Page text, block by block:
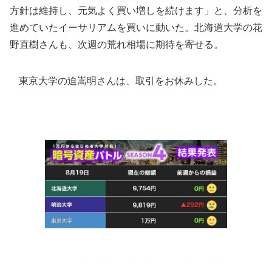
方針は維持し、元気よく買い増しを続けます」と、分析を
進めていたイーサリアムを買いに動いた。北海道大学の花
野直樹さんも、次週の荒れ相場に期待を寄せる。
東京大学の迫嵩明さんは、取引をお休みした。